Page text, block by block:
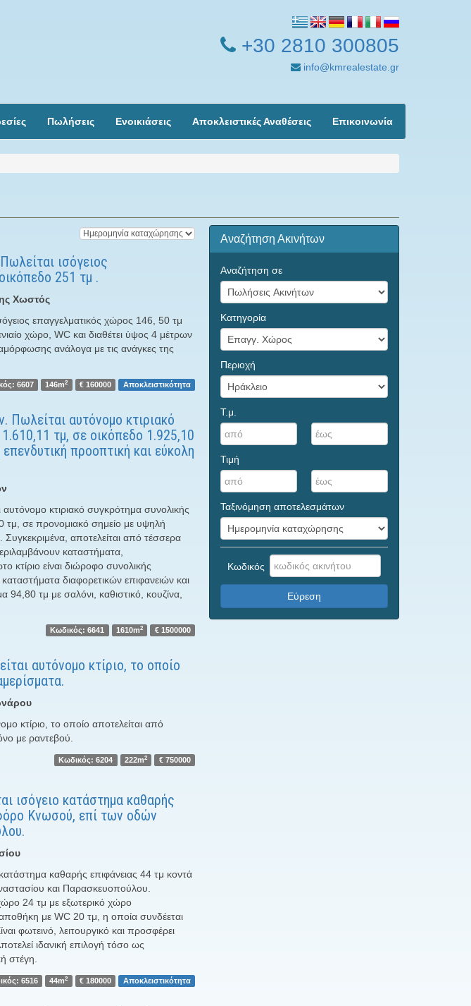
+30 2810 300805
info@kmrealestate.gr
Πωλήσεις Ενοικιάσεις Αποκλειστικές Αναθέσεις Επικοινωνία
ισόγειος
251 τμ .
Χωστός
επαγγελματικός χώρος 146, 50 τμ
χώρο, WC και διαθέτει ύψος 4 μέτρων
ανάλογα με τις ανάγκες της
6607 146m2 € 160000 Αποκλειστικότητα
αυτόνομο κτιριακό
τμ, σε οικόπεδο 1.925,10
προοπτική και εύκολη
κτιριακό συγκρότημα συνολικής
τμ, σε προνομιακό σημείο με υψηλή
αποτελείται από τέσσερα
καταστήματα,
κτίριο είναι διώροφο συνολικής
διαφορετικών επιφανειών και
τμ με σαλόνι, καθιστικό, κουζίνα,
Κωδικός: 6641 1610m2 € 1500000
αυτόνομο κτίριο, το οποίο
κτίριο, το οποίο αποτελείται από
με ραντεβού.
Κωδικός: 6204 222m2 € 750000
ισόγειο κατάστημα καθαρής
Κνωσού, επί των οδών
καθαρής επιφάνειας 44 τμ κοντά
και Παρασκευοπούλου.
24 τμ με εξωτερικό χώρο
με WC 20 τμ, η οποία συνδέεται
φωτεινό, λειτουργικό και προσφέρει
ιδανική επιλογή τόσο ως
στέγη.
6516 44m2 € 180000 Αποκλειστικότητα
Αναζήτηση Ακινήτων
Αναζήτηση σε
Κατηγορία
Περιοχή
Τ.μ.
Τιμή
Ταξινόμηση αποτελεσμάτων
Κωδικός
Εύρεση